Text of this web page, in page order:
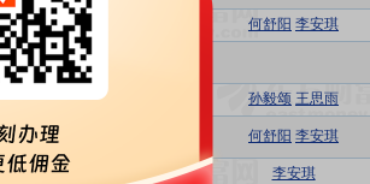
行业研报 何舒阳 李安琪
行业研报
行业研报 孙毅颂 王思雨
行业研报 何舒阳 李安琪
行业研报 医疗服务 李安琪